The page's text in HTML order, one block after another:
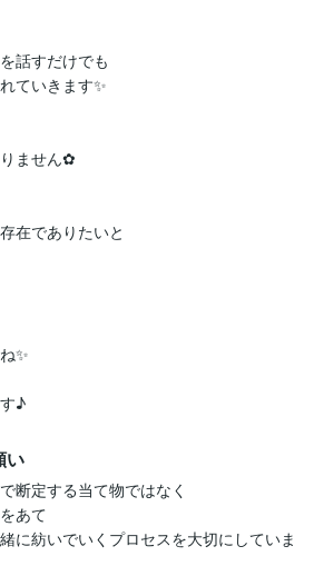
話すだけでも
ていきます✨
ません✿
在でありたいと
✨
♪
い
断定する当て物ではなく
あて
に紡いでいくプロセスを大切にしていま